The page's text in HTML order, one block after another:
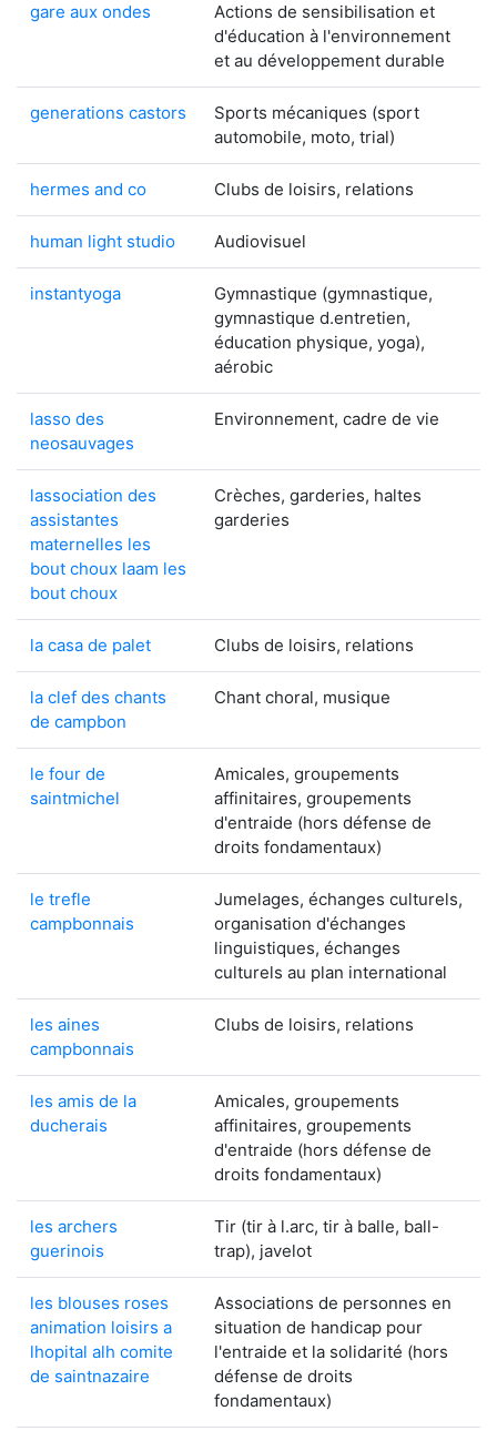
gare aux ondes
Actions de sensibilisation et
d'éducation à l'environnement
et au développement durable
generations castors
Sports mécaniques (sport
automobile, moto, trial)
hermes and co Clubs de loisirs, relations
human light studio Audiovisuel
instantyoga
Gymnastique (gymnastique,
gymnastique d.entretien,
éducation physique, yoga),
aérobic
lasso des
neosauvages
Environnement, cadre de vie
lassociation des
assistantes
maternelles les
bout choux laam les
bout choux
Crèches, garderies, haltes
garderies
la casa de palet Clubs de loisirs, relations
la clef des chants
de campbon
Chant choral, musique
le four de
saintmichel
Amicales, groupements
affinitaires, groupements
d'entraide (hors défense de
droits fondamentaux)
le trefle
campbonnais
Jumelages, échanges culturels,
organisation d'échanges
linguistiques, échanges
culturels au plan international
les aines
campbonnais
Clubs de loisirs, relations
les amis de la
ducherais
Amicales, groupements
affinitaires, groupements
d'entraide (hors défense de
droits fondamentaux)
les archers
guerinois
Tir (tir à l.arc, tir à balle, ball-
trap), javelot
les blouses roses
animation loisirs a
lhopital alh comite
de saintnazaire
Associations de personnes en
situation de handicap pour
l'entraide et la solidarité (hors
défense de droits
fondamentaux)